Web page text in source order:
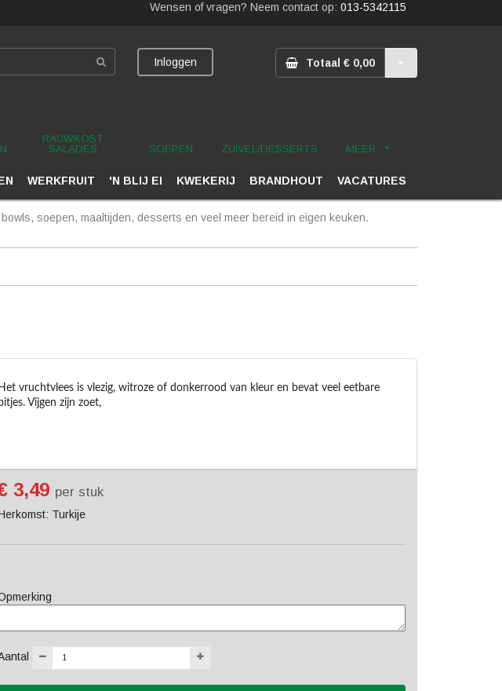
Wensen of vragen? Neem contact op: 013-5342115
Inloggen Totaal € 0,00
RAUWKOST
SALADES
SOEPEN ZUIVEL/DESSERTS MEER
WERKFRUIT 'N BLIJ EI KWEKERIJ BRANDHOUT VACATURES
soepen, maaltijden, desserts en veel meer bereid in eigen keuken.
Het vruchtvlees is vlezig, witroze of donkerrood van kleur en bevat veel eetbare
Vijgen zijn zoet,
3,49 per stuk
Turkije